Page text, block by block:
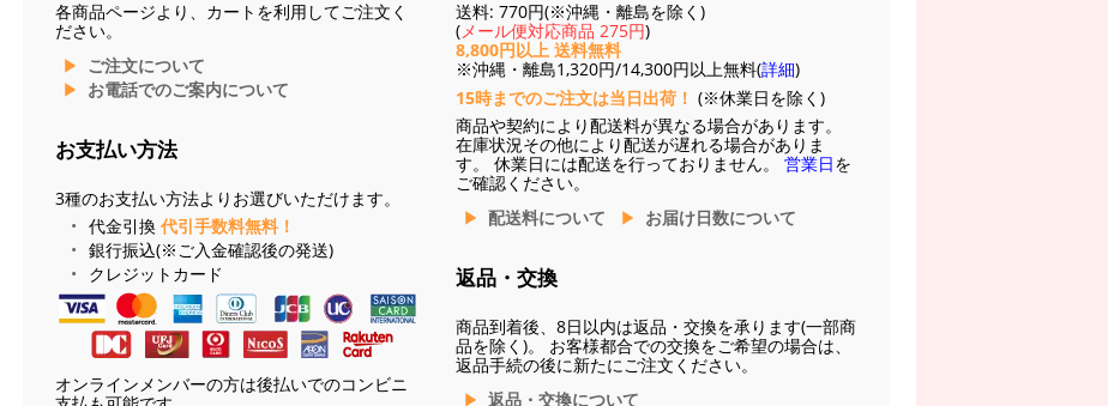
各商品ページより、カートを利用してご注文く
ださい。
ご注文について
お電話でのご案内について
お支払い方法
3種のお支払い方法よりお選びいただけます。
代金引換 代引手数料無料！
銀行振込(※ご入金確認後の発送)
クレジットカード
オンラインメンバーの方は後払いでのコンビニ
送料: 770円(※沖縄・離島を除く)
(メール便対応商品 275円)
8,800円以上 送料無料
※沖縄・離島1,320円/14,300円以上無料(詳細)
15時までのご注文は当日出荷！ (※休業日を除く)
商品や契約により配送料が異なる場合があります。
在庫状況その他により配送が遅れる場合がありま
す。 休業日には配送を行っておりません。 営業日を
ご確認ください。
配送料について
お届け日数について
返品・交換
商品到着後、8日以内は返品・交換を承ります(一部商
品を除く)。 お客様都合での交換をご希望の場合は、
返品手続の後に新たにご注文ください。
返品・交換について